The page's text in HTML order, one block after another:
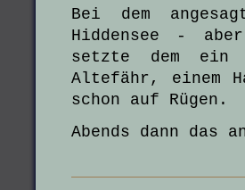
Bei dem
Hiddensee -
setzte dem ein
Altefähr, einem
schon auf Rügen.
Abends dann das